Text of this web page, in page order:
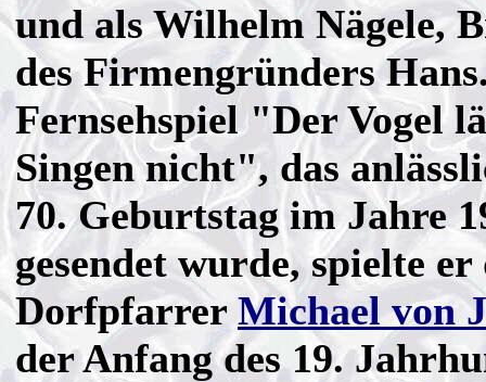
und als Wilhelm Nägele,
des Firmengründers
Fernsehspiel "Der Vogel
Singen nicht", das
70. Geburtstag im Jahre
gesendet wurde, spielte er
Dorfpfarrer Michael von
der Anfang des 19.